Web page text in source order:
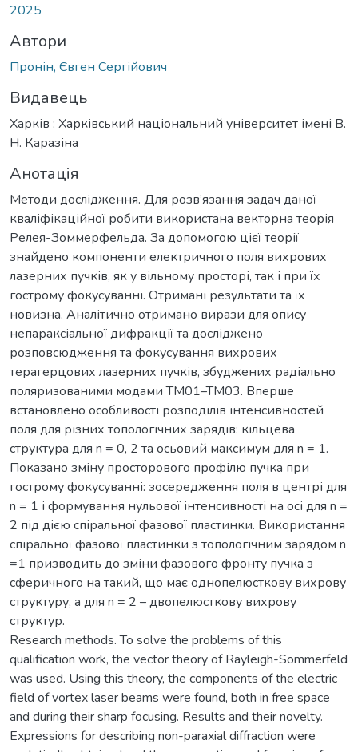
2025
Автори
Пронін, Євген Сергійович
Видавець
Харків : Харківський національний університет імені В.
Н. Каразіна
Анотація
Методи дослідження. Для розв’язання задач даної
кваліфікаційної робити використана векторна теорія
Релея-Зоммерфельда. За допомогою цієї теорії
знайдено компоненти електричного поля вихрових
лазерних пучків, як у вільному просторі, так і при їх
гострому фокусуванні. Отримані результати та їх
новизна. Аналітично отримано вирази для опису
непараксіальної дифракції та досліджено
розповсюдження та фокусування вихрових
терагерцових лазерних пучків, збуджених радіально
поляризованими модами TM01–TM03. Вперше
встановлено особливості розподілів інтенсивностей
поля для різних топологічних зарядів: кільцева
структура для n = 0, 2 та осьовий максимум для n = 1.
Показано зміну просторового профілю пучка при
гострому фокусуванні: зосередження поля в центрі для
n = 1 і формування нульової інтенсивності на осі для n =
2 під дією спіральної фазової пластинки. Використання
спіральної фазової пластинки з топологічним зарядом n
=1 призводить до зміни фазового фронту пучка з
сферичного на такий, що має однопелюсткову вихрову
структуру, а для n = 2 – двопелюсткову вихрову
структур.
Research methods. To solve the problems of this
qualification work, the vector theory of Rayleigh-Sommerfeld
was used. Using this theory, the components of the electric
field of vortex laser beams were found, both in free space
and during their sharp focusing. Results and their novelty.
Expressions for describing non-paraxial diffraction were